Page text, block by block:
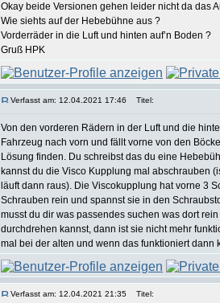
Okay beide Versionen gehen leider nicht da das
Wie siehts auf der Hebebühne aus ?
Vorderräder in die Luft und hinten auf’n Boden ?
Gruß HPK
Verfasst am: 12.04.2021 17:46 Titel:
Von den vorderen Rädern in der Luft und die
Fahrzeug nach vorn und fällt vorne von den
Lösung finden. Du schreibst das du eine
kannst du die Visco Kupplung mal abschrauben
läuft dann raus). Die Viscokupplung hat vorne 3
Schrauben rein und spannst sie in den
musst du dir was passendes suchen was dort
durchdrehen kannst, dann ist sie nicht mehr
mal bei der alten und wenn das funktioniert dann
Verfasst am: 12.04.2021 21:35 Titel: